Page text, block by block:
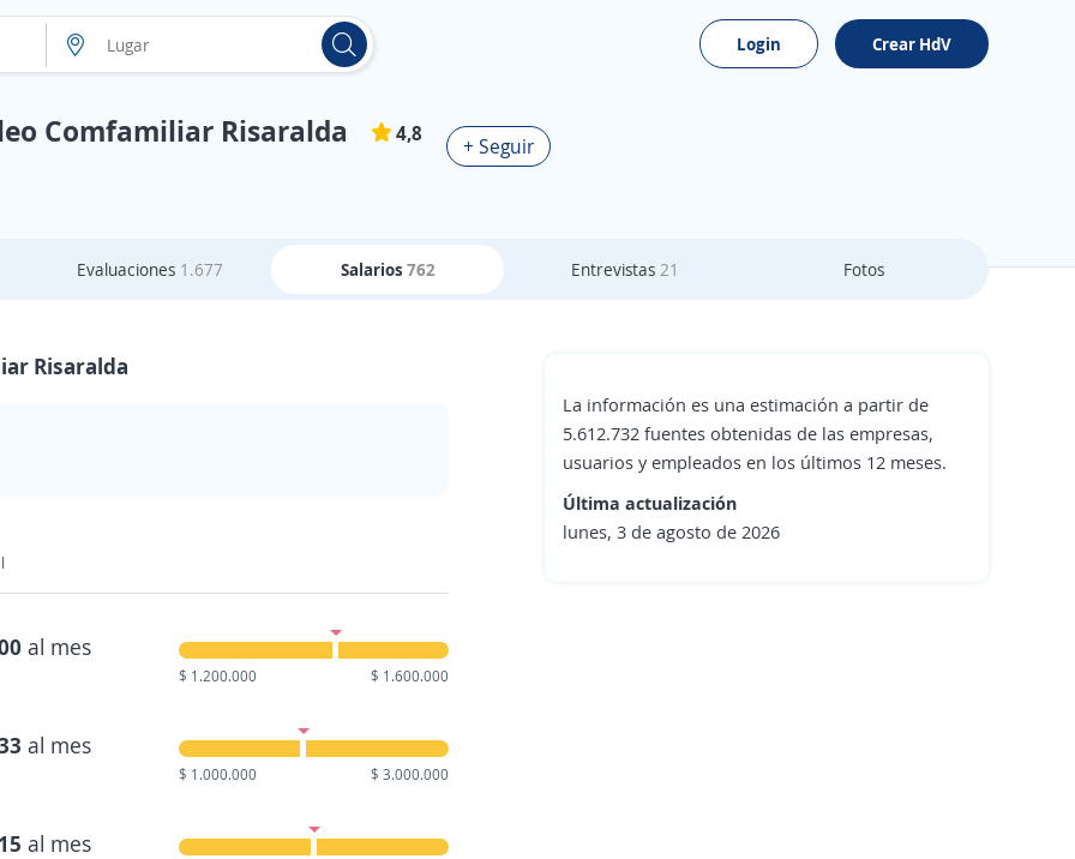
Login Crear HdV
Comfamiliar Risaralda 4,8 + Seguir
Evaluaciones 1.677 Salarios 762 Entrevistas21 Fotos
Risaralda
al mes
$ 1.200.000 $ 1.600.000
al mes
$ 1.000.000 $ 3.000.000
al mes
La información es una estimación a partir de
5.612.732 fuentes obtenidas de las empresas,
usuarios y empleados en los últimos 12 meses.
Última actualización
lunes, 3 de agosto de 2026